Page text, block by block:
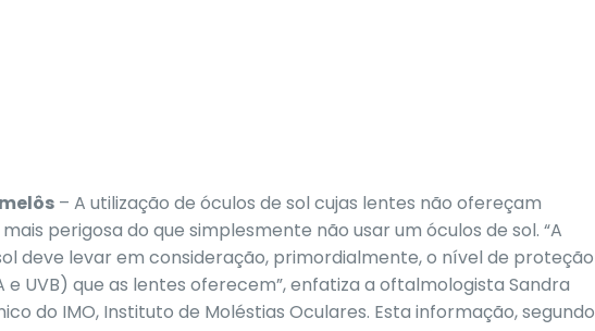
– A utilização de óculos de sol cujas lentes não ofereçam
perigosa do que simplesmente não usar um óculos de sol. “A
deve levar em consideração, primordialmente, o nível de proteção
UVB) que as lentes oferecem”, enfatiza a oftalmologista Sandra
do IMO, Instituto de Moléstias Oculares. Esta informação, segundo